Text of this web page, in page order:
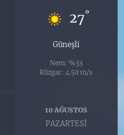
27°
Güneşli
Nem: %33
Rüzgar: 4.50 m/s
10 AĞUSTOS
PAZARTESI